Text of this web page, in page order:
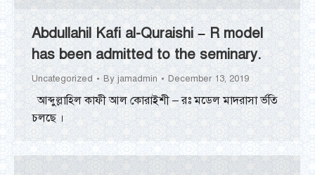
Abdullahil Kafi al-Quraishi – R model
has been admitted to the seminary.
Uncategorized By jamadmin December 13, 2019
আব্দুল্লাহিল কাফী আল কোরাইশী – রঃ মডেল মাদরাসা র্ভতি
চলছে ।